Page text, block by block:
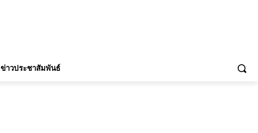
ข่าวประชาสัมพันธ์